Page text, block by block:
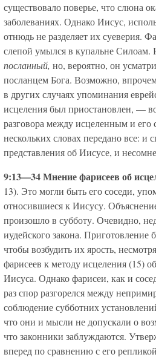
существовало поверье, что слюна
заболеваниях. Однако Иисус,
отнюдь не разделяет их суеверия.
слепой умылся в купальне Силоам.
посланный, но, вероятно, он
посланцем Бога. Возможно,
в других случаях упоминания
исцеления был приостановлен, —
разговора между исцеленным и его
нескольких словах передано все:
представления об Иисусе, и
9:13—34 Мнение фарисеев об
13). Это могли быть его соседи,
относившиеся к Иисусу.
произошло в субботу. Очевидно,
иудейского закона.
чтобы возбудить их ярость,
фарисеев к методу исцеления (15)
Иисуса. Однако фарисеи, как и
раз спор разгорелся между
соблюдение субботних
что они и мысли не допускали о
что законники заблуждаются.
вперед по сравнению с его